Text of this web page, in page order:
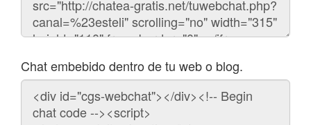
chat
Chat embebido dentro de tu web o blog.
Código
para
embeber